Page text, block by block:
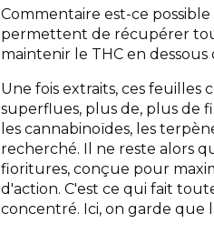
Commentaire est-ce
permettent de récupérer
maintenir le THC en
Une fois extraits, ces feuilles
superflues, plus de, plus de
les cannabinoïdes, les
recherché. Il ne reste alors
fioritures, conçue pour
d'action. C'est ce qui fait
concentré. Ici, on garde que